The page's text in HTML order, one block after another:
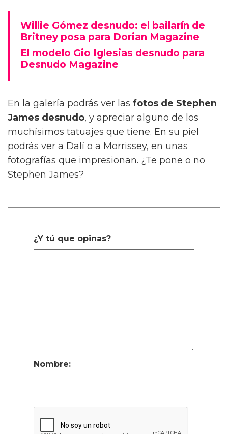
Willie Gómez desnudo: el bailarín de
Britney posa para Dorian Magazine
El modelo Gio Iglesias desnudo para
Desnudo Magazine
En la galería podrás ver las fotos de Stephen
James desnudo, y apreciar alguno de los
muchísimos tatuajes que tiene. En su piel
podrás ver a Dalí o a Morrissey, en unas
fotografías que impresionan. ¿Te pone o no
Stephen James?
¿Y tú que opinas?
Nombre: